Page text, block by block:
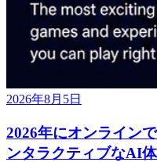
2026年8月5日
2026年にオンライン
ンタラクティブなAI